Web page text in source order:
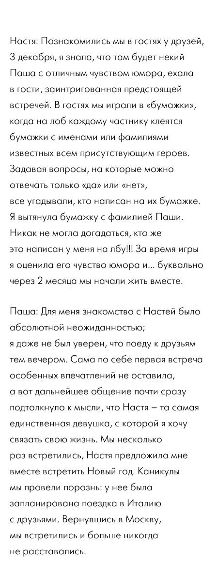
Настя: Познакомились мы в гостях у друзей,
3 декабря, я знала, что там будет некий
Паша с отличным чувством юмора, ехала
в гости, заинтригованная предстоящей
встречей. В гостях мы играли в «бумажки»,
когда на лоб каждому частнику клеятся
бумажки с именами или фамилиями
известных всем присутствующим героев.
Задавая вопросы, на которые можно
отвечать только «да» или «нет»,
все угадывали, кто написан на их бумажке.
Я вытянула бумажку с фамилией Паши.
Никак не могла догадаться, кто же
это написан у меня на лбу!!! За время игры
я оценила его чувство юмора и… буквально
через 2 месяца мы начали жить вместе.
Паша: Для меня знакомство с Настей было
абсолютной неожиданностью;
я даже не был уверен, что поеду к друзьям
тем вечером. Сама по себе первая встреча
особенных впечатлений не оставила,
а вот дальнейшее общение почти сразу
подтолкнуло к мысли, что Настя – та самая
единственная девушка, с которой я хочу
связать свою жизнь. Мы несколько
раз встретились, Настя предложила мне
вместе встретить Новый год. Каникулы
мы провели порознь: у нее была
запланирована поездка в Италию
с друзьями. Вернувшись в Москву,
мы встретились и больше никогда
не расставались.